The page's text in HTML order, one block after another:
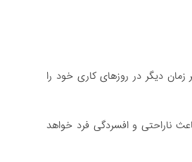
دیگر در روزهای کاری خود را
ناراحتی و افسردگی فرد خواهد